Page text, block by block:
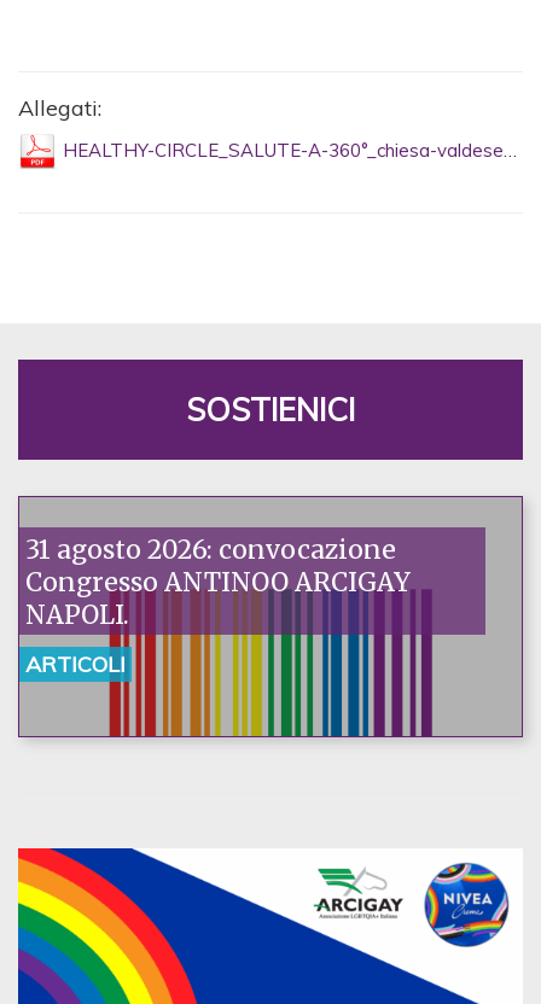
Allegati:
HEALTHY-CIRCLE_SALUTE-A-360°_chiesa-valdese-1.pdf
SOSTIENICI
31 agosto 2026: convocazione
Congresso ANTINOO ARCIGAY
NAPOLI.
ARTICOLI